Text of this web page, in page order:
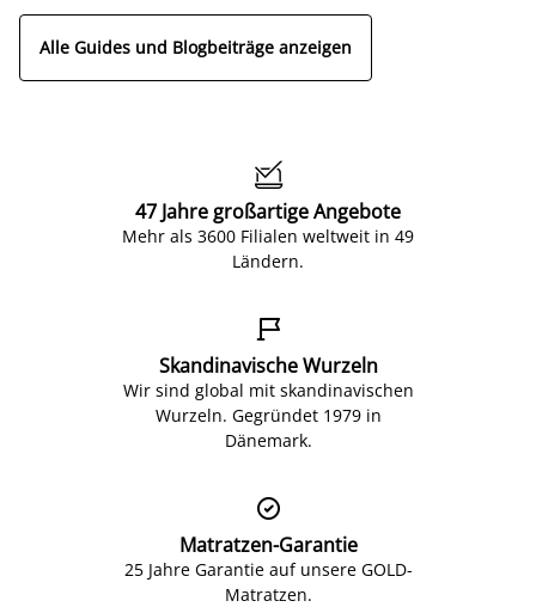
Alle Guides und Blogbeiträge anzeigen

47 Jahre großartige Angebote
Mehr als 3600 Filialen weltweit in 49
Ländern.

Skandinavische Wurzeln
Wir sind global mit skandinavischen
Wurzeln. Gegründet 1979 in
Dänemark.

Matratzen-Garantie
25 Jahre Garantie auf unsere GOLD-
Matratzen.